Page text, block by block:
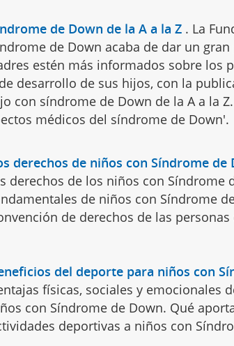
de Down de la A a la Z . La
de Down acaba de dar un
estén más informados sobre los
desarrollo de sus hijos, con la
con síndrome de Down de la A a la
médicos del síndrome de Down'.
derechos de niños con Síndrome de
derechos de los niños con Síndrome
de niños con Síndrome
de derechos de las
del deporte para niños con
físicas, sociales y emocionales
con Síndrome de Down. Qué
deportivas a niños con